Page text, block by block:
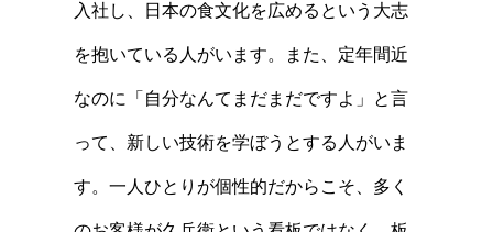
入社し、日本の食文化を広めるという大志
を抱いている人がいます。また、定年間近
なのに「自分なんてまだまだですよ」と言
って、新しい技術を学ぼうとする人がいま
す。一人ひとりが個性的だからこそ、多く